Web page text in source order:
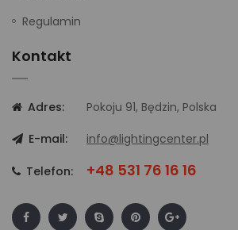
Regulamin
Kontakt
Adres:
Pokoju 91, Będzin, Polska
E-mail:
info@lightingcenter.pl
Telefon: +48 531 76 16 16